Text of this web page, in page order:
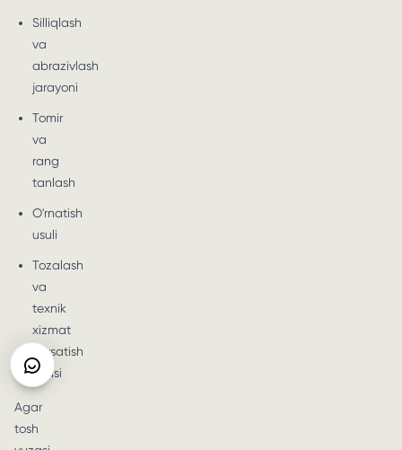
Silliqlash
va
abrazivlash
jarayoni
Tomir
va
rang
tanlash
O'rnatish
usuli
Tozalash
va
texnik
xizmat
ko'rsatish
rejasi
Agar
tosh